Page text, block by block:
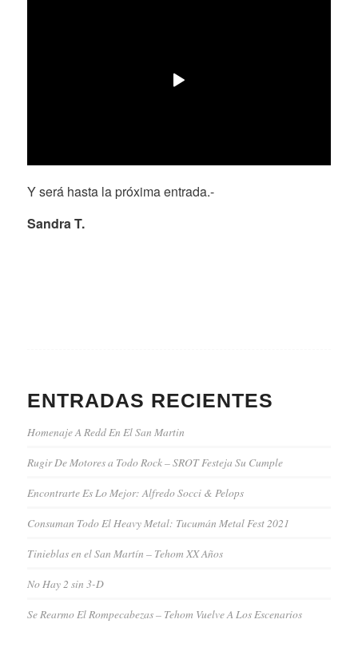
Y será hasta la próxima entrada.-
Sandra T.
ENTRADAS RECIENTES
Homenaje A Redd En El San Martin
Rugir De Motores a Todo Rock – SROT Festeja Su Cumple
Encontrarte Es Lo Mejor: Alfredo Socci & Pelops
Consuman Todo El Heavy Metal: Tucumán Metal Fest 2021
Tinieblas en el San Martín – Tehom XX Años
No Hay 2 sin 3-D
Se Rearmo El Rompecabezas – Tehom Vuelve A Los Escenarios